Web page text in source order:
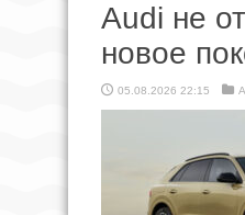
Audi не
новое
05.08.2026 22:15